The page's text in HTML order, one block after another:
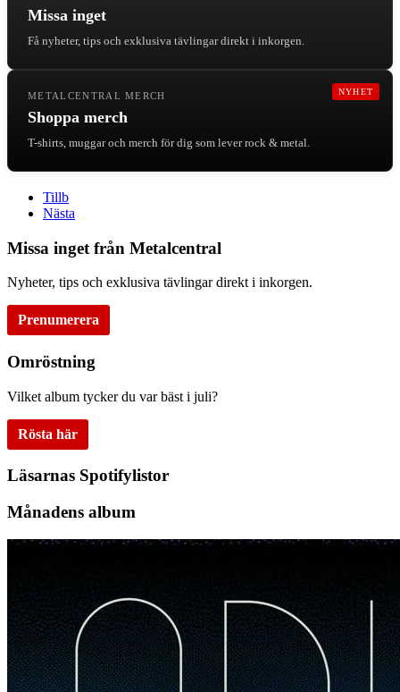
Missa inget
Få nyheter, tips och exklusiva tävlingar direkt i inkorgen.
NYHET
METALCENTRAL MERCH
Shoppa merch
T-shirts, muggar och merch för dig som lever rock & metal.
Tillb
Nästa
Missa inget från Metalcentral
Nyheter, tips och exklusiva tävlingar direkt i inkorgen.
Prenumerera
Omröstning
Vilket album tycker du var bäst i juli?
Rösta här
Läsarnas Spotifylistor
Månadens album